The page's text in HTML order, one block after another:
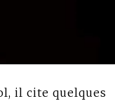
il cite quelques